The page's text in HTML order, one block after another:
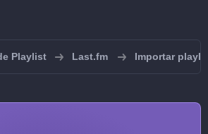
Playlist Last.fm Importar